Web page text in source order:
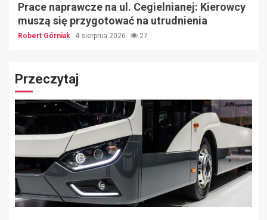
Prace naprawcze na ul. Cegielnianej: Kierowcy
muszą się przygotować na utrudnienia
Robert Górniak 4 sierpnia 2026 27
Przeczytaj